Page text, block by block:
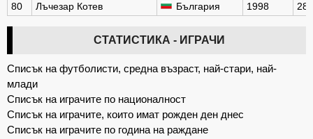
80
Лъчезар Котев България 1998 28
СТАТИСТИКА - ИГРАЧИ
Списък на футболисти, средна възраст, най-стари, най-
млади
Списък на играчите по националност
Списък на играчите, които имат рожден ден днес
Списък на играчите по година на раждане